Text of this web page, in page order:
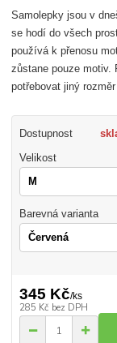
Samolepky jsou v
se hodí do všech
používá k přenosu
zůstane pouze
potřebovat jiný
Dostupnost
Velikost
Barevná varianta
345 Kč/ks
285 Kč bez DPH